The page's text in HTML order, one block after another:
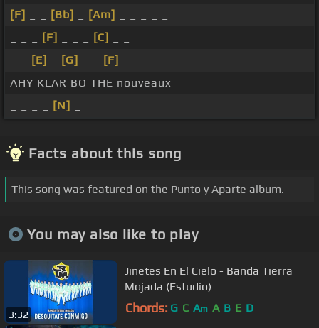
[F]
[Bb] [Am]
[F] [C]
[E] [G] [F]
AHY KLAR BO THE nouveaux
[N]
Facts about this song
This song was featured on the Punto y Aparte album.
You may also like to play
3:32
Jinetes En El Cielo - Banda Tierra
Mojada (Estudio)
Chords: G C Am A B E D